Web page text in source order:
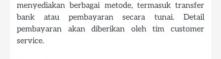
menyediakan berbagai metode, termasuk transfer
bank atau pembayaran secara tunai. Detail
pembayaran akan diberikan oleh tim customer
service.